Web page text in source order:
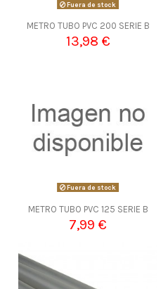
Fuera de stock
METRO TUBO PVC 200 SERIE B
13,98 €
Fuera de stock
METRO TUBO PVC 125 SERIE B
7,99 €